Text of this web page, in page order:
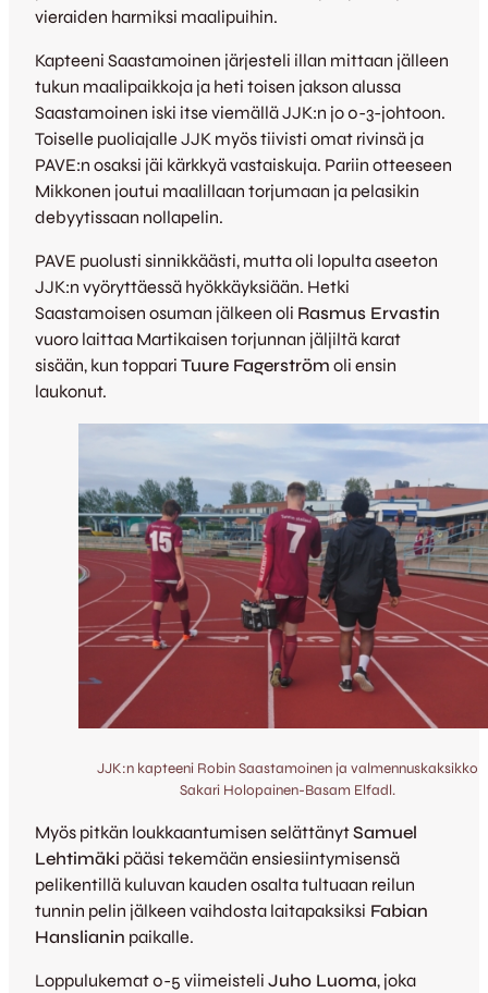
vieraiden harmiksi maalipuihin.
Kapteeni Saastamoinen järjesteli illan mittaan jälleen
tukun maalipaikkoja ja heti toisen jakson alussa
Saastamoinen iski itse viemällä JJK:n jo 0-3-johtoon.
Toiselle puoliajalle JJK myös tiivisti omat rivinsä ja
PAVE:n osaksi jäi kärkkyä vastaiskuja. Pariin otteeseen
Mikkonen joutui maalillaan torjumaan ja pelasikin
debyytissaan nollapelin.
PAVE puolusti sinnikkäästi, mutta oli lopulta aseeton
JJK:n vyöryttäessä hyökkäyksiään. Hetki
Saastamoisen osuman jälkeen oli Rasmus Ervastin
vuoro laittaa Martikaisen torjunnan jäljiltä karat
sisään, kun toppari Tuure Fagerström oli ensin
laukonut.
JJK:n kapteeni Robin Saastamoinen ja valmennuskaksikko
Sakari Holopainen-Basam Elfadl.
Myös pitkän loukkaantumisen selättänytSamuel
Lehtimäki pääsi tekemään ensiesiintymisensä
pelikentillä kuluvan kauden osalta tultuaan reilun
tunnin pelin jälkeen vaihdosta laitapaksiksi Fabian
Hanslianin paikalle.
Loppulukemat 0-5 viimeisteli Juho Luoma, joka